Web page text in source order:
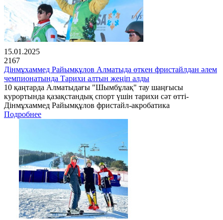
15.01.2025
2167
Дінмұхаммед Райымқұлов Алматыда өткен фристайлдан әлем
чемпионатында Тарихи алтын жеңіп алды
10 қаңтарда Алматыдағы "Шымбұлақ" тау шаңғысы
курортында қазақстандық спорт үшін тарихи сәт өтті-
Дінмұхаммед Райымқұлов фристайл-акробатика
Подробнее